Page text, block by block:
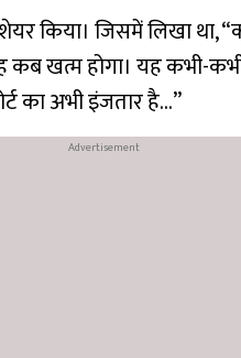
किया। जिसमें लिखा था,
खत्म होगा। यह कभी-
का अभी इंजतार है…”